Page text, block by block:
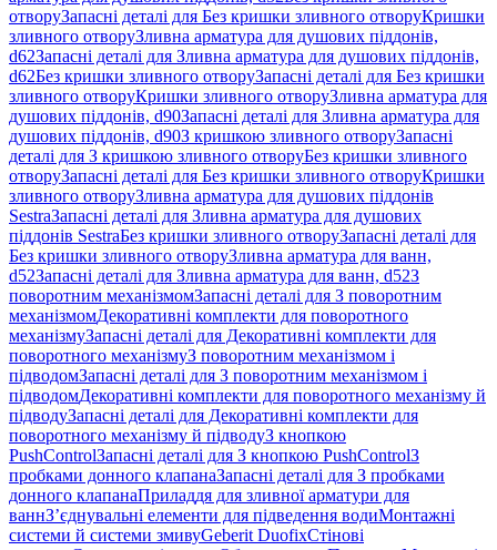
отворуЗапасні деталі для Без кришки зливного отворуКришки
зливного отворуЗливна арматура для душових піддонів,
d62Запасні деталі для Зливна арматура для душових піддонів,
d62Без кришки зливного отворуЗапасні деталі для Без кришки
зливного отворуКришки зливного отворуЗливна арматура для
душових піддонів, d90Запасні деталі для Зливна арматура для
душових піддонів, d90З кришкою зливного отворуЗапасні
деталі для З кришкою зливного отворуБез кришки зливного
отворуЗапасні деталі для Без кришки зливного отворуКришки
зливного отворуЗливна арматура для душових піддонів
SestraЗапасні деталі для Зливна арматура для душових
піддонів SestraБез кришки зливного отворуЗапасні деталі для
Без кришки зливного отворуЗливна арматура для ванн,
d52Запасні деталі для Зливна арматура для ванн, d52З
поворотним механізмомЗапасні деталі для З поворотним
механізмомДекоративні комплекти для поворотного
механізмуЗапасні деталі для Декоративні комплекти для
поворотного механізмуЗ поворотним механізмом і
підводомЗапасні деталі для З поворотним механізмом і
підводомДекоративні комплекти для поворотного механізму й
підводуЗапасні деталі для Декоративні комплекти для
поворотного механізму й підводуЗ кнопкою
PushControlЗапасні деталі для З кнопкою PushControlЗ
пробками донного клапанаЗапасні деталі для З пробками
донного клапанаПриладдя для зливної арматури для
ваннЗ’єднувальні елементи для підведення водиМонтажні
системи й системи змивуGeberit DuofixСтінові